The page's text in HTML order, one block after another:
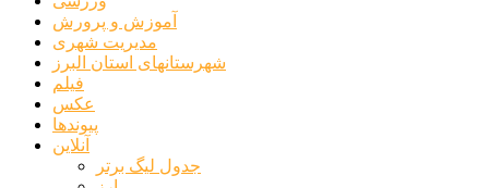
آموزش و پرورش
مدیریت شهری
شهرستانهای استان البرز
فیلم
عکس
پیوندها
آنلاین
جدول لیگ برتر